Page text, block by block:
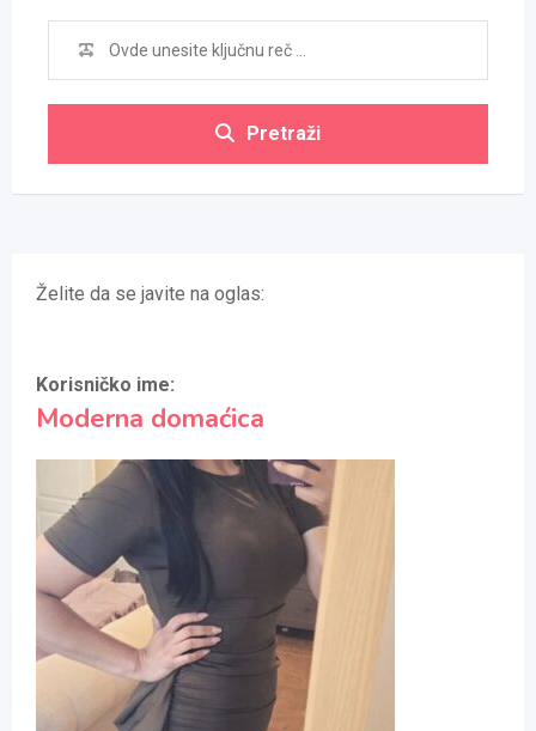
Pretraži
Želite da se javite na oglas:
Korisničko ime:
Moderna domaćica